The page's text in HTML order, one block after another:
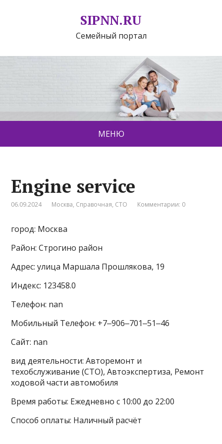
SIPNN.RU
Семейный портал
МЕНЮ
Engine service
06.09.2024 Москва, Справочная, СТО Комментарии: 0
город: Москва
Район: Строгино район
Адрес: улица Маршала Прошлякова, 19
Индекс: 123458.0
Телефон: nan
Мобильный Телефон: +7‒906‒701‒51‒46
Сайт: nan
вид деятельности: Авторемонт и
техобслуживание (СТО), Автоэкспертиза, Ремонт
ходовой части автомобиля
Время работы: Ежедневно с 10:00 до 22:00
Способ оплаты: Наличный расчёт